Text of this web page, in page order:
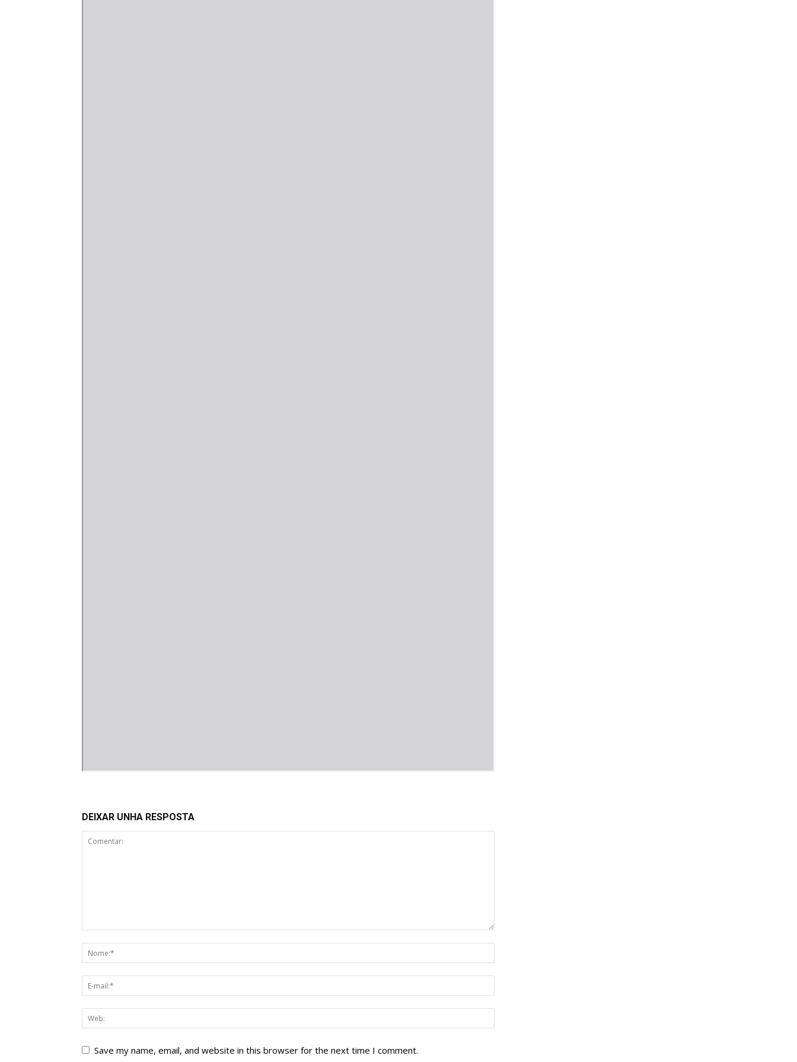
DEIXAR UNHA RESPOSTA
Save my name, email, and website in this browser for the next time I comment.